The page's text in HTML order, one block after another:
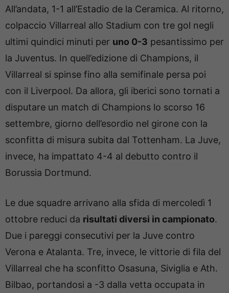
All’andata, 1-1 all’Estadio de la Ceramica. Al ritorno,
colpaccio Villarreal allo Stadium con tre gol negli
ultimi quindici minuti per uno 0-3 pesantissimo per
la Juventus. In quell’edizione di Champions, il
Villarreal si spinse fino alla semifinale persa poi
con il Liverpool. Da allora, gli iberici sono tornati a
disputare un match di Champions lo scorso 16
settembre, giorno dell’esordio nel girone con la
sconfitta di misura subita dal Tottenham. La Juve,
invece, ha impattato 4-4 al debutto contro il
Borussia Dortmund.
Le due squadre arrivano alla sfida di mercoledì 1
ottobre reduci da risultati diversi in campionato.
Due i pareggi consecutivi per la Juve contro
Verona e Atalanta. Tre, invece, le vittorie di fila del
Villarreal che ha sconfitto Osasuna, Siviglia e Ath.
Bilbao, portandosi a -3 dalla vetta occupata in